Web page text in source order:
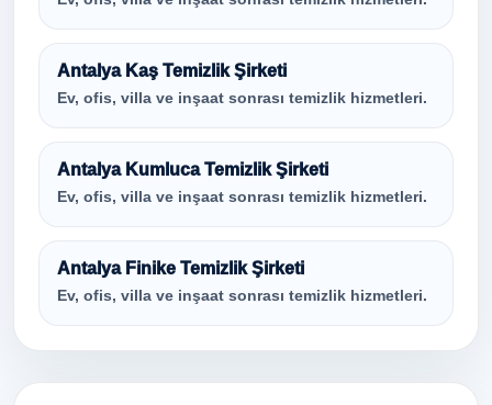
Antalya Kaş Temizlik Şirketi
Ev, ofis, villa ve inşaat sonrası temizlik hizmetleri.
Antalya Kumluca Temizlik Şirketi
Ev, ofis, villa ve inşaat sonrası temizlik hizmetleri.
Antalya Finike Temizlik Şirketi
Ev, ofis, villa ve inşaat sonrası temizlik hizmetleri.